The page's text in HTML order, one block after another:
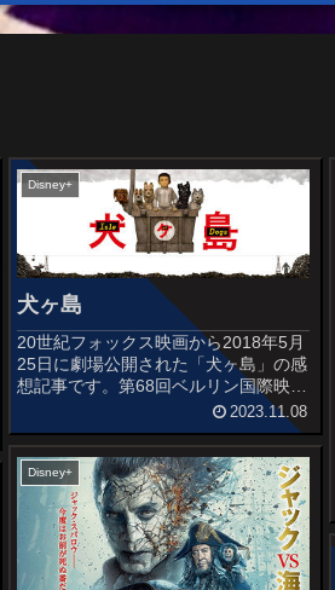
Disney+
犬ヶ島
20世紀フォックス映画から2018年5月
25日に劇場公開された「犬ヶ島」の感
想記事です。第68回ベルリン国際映画
祭のオープニングを飾り、アンダーソ
ンは銀熊賞(監督賞)を受賞した。全世
界で6,400万ドル以上の興行収入を記
録し、第76回ゴール...
2023.11.08
Disney+